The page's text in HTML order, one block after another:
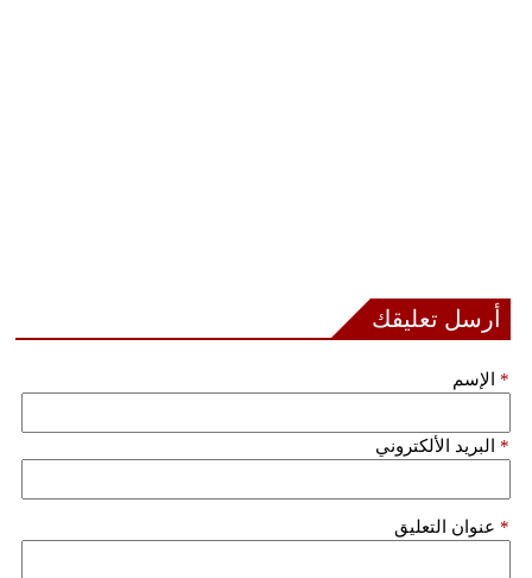
أرسل تعليقك
الإسم *
البريد الألكتروني *
عنوان التعليق *